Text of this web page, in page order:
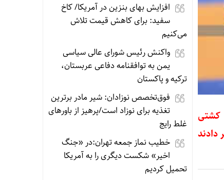
کشتی
دادند
افزایش بهای بنزین در آمریکا/ کاخ
سفید: برای کاهش قیمت تلاش
می‌کنیم
واکنش رئیس شورای عالی سیاسی
یمن به توافقنامه دفاعی عربستان،
ترکیه و پاکستان
فوق‌تخصص نوزادان: شیر مادر برترین
تغذیه برای نوزاد است/پرهیز از باورهای
غلط رایج
خطیب نماز جمعه تهران:در «جنگ
اخیر» شکست دیگری را به آمریکا
تحمیل کردیم